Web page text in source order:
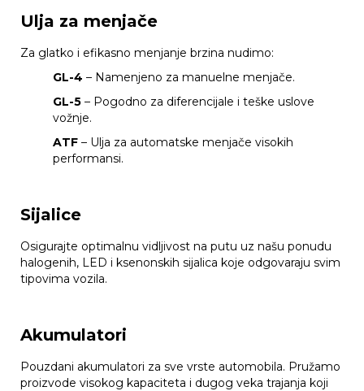
Ulja za menjače
Za glatko i efikasno menjanje brzina nudimo:
GL-4 – Namenjeno za manuelne menjače.
GL-5 – Pogodno za diferencijale i teške uslove
vožnje.
ATF – Ulja za automatske menjače visokih
performansi.
Sijalice
Osigurajte optimalnu vidljivost na putu uz našu ponudu
halogenih, LED i ksenonskih sijalica koje odgovaraju svim
tipovima vozila.
Akumulatori
Pouzdani akumulatori za sve vrste automobila. Pružamo
proizvode visokog kapaciteta i dugog veka trajanja koji